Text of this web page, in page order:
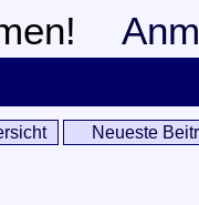
Neueste